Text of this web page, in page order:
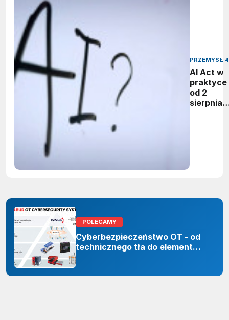
PRZEMYSŁ
AI Act w
praktyce
od 2
sierpnia
POLECAMY
Cyberbezpieczeństwo OT - od
technicznego tła do elementu